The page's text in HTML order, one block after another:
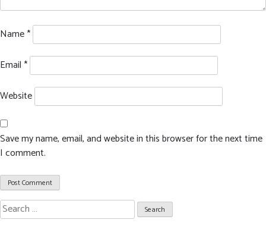
Name*
Email*
Website
Save my name, email, and website in this browser for the next time
I comment.
Search
for: